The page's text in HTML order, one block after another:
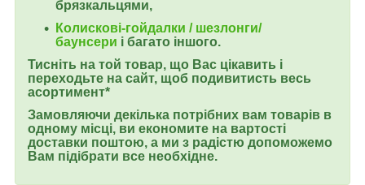
брязкальцями,
Колискові-гойдалки / шезлонги/
баунсери і багато іншого.
Тисніть на той товар, що Вас цікавить і
переходьте на сайт, щоб подивитисть весь
асортимент*
Замовляючи декілька потрібних вам товарів в
одному місці, ви економите на вартості
доставки поштою, а ми з радістю допоможемо
Вам підібрати все необхідне.